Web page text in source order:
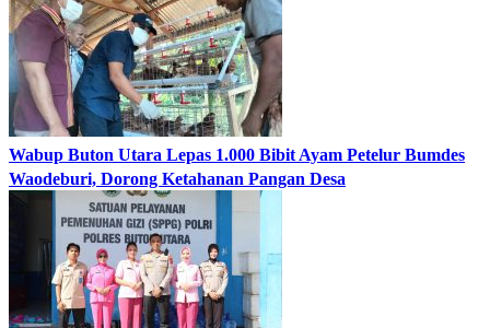
Wabup Buton Utara Lepas 1.000 Bibit Ayam Petelur Bumdes
Waodeburi, Dorong Ketahanan Pangan Desa